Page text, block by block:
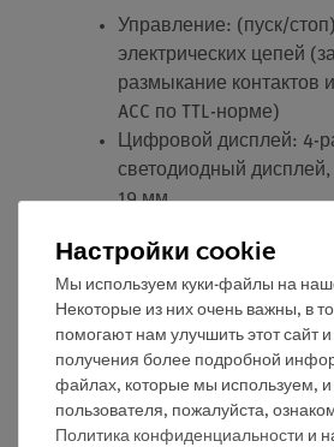
Управление: (пуск/
электрических цепей
размыкание контактов
ACC по TTL-норме)
Цифровой дисплей: 4-
светодиодный
19 мм
измерения 0.000...9.999
разрешение 1 мс
Подсчет импульсов:
измерения 0...9999
Предельная частота 1
период затенения > 500
Рабочее напряжение:
Настройки cookie
Мы используем куки-файлы на
Некоторые из них очень важны, в
помогают нам улучшить этот сайт
получения более подробной
файлах, которые мы используем, и
пользователя, пожалуйста,
Политика конфиденциальности и